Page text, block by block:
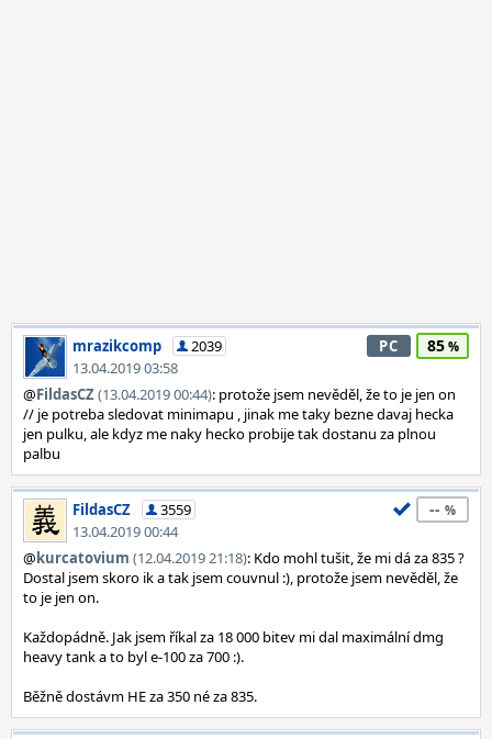
mrazikcomp
2039
13.04.2019 03:58
PC 85
@FildasCZ(13.04.2019 00:44): protože jsem nevěděl, že to je jen on
// je potreba sledovat minimapu , jinak me taky bezne davaj hecka
jen pulku, ale kdyz me naky hecko probije tak dostanu za plnou
palbu
FildasCZ
3559
13.04.2019 00:44
--
@kurcatovium (12.04.2019 21:18): Kdo mohl tušit, že mi dá za 835 ?
Dostal jsem skoro ik a tak jsem couvnul :), protože jsem nevěděl, že
to je jen on.
Každopádně. Jak jsem říkal za 18 000 bitev mi dal maximální dmg
heavy tank a to byl e-100 za 700 :).
Běžně dostávm HE za 350 né za 835.